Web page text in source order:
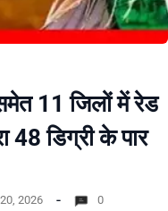
11 जिलों में रेड
48 डिग्री के पार
2026 0